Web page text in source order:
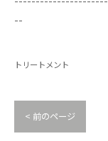
--
トリートメント
< 前のページ